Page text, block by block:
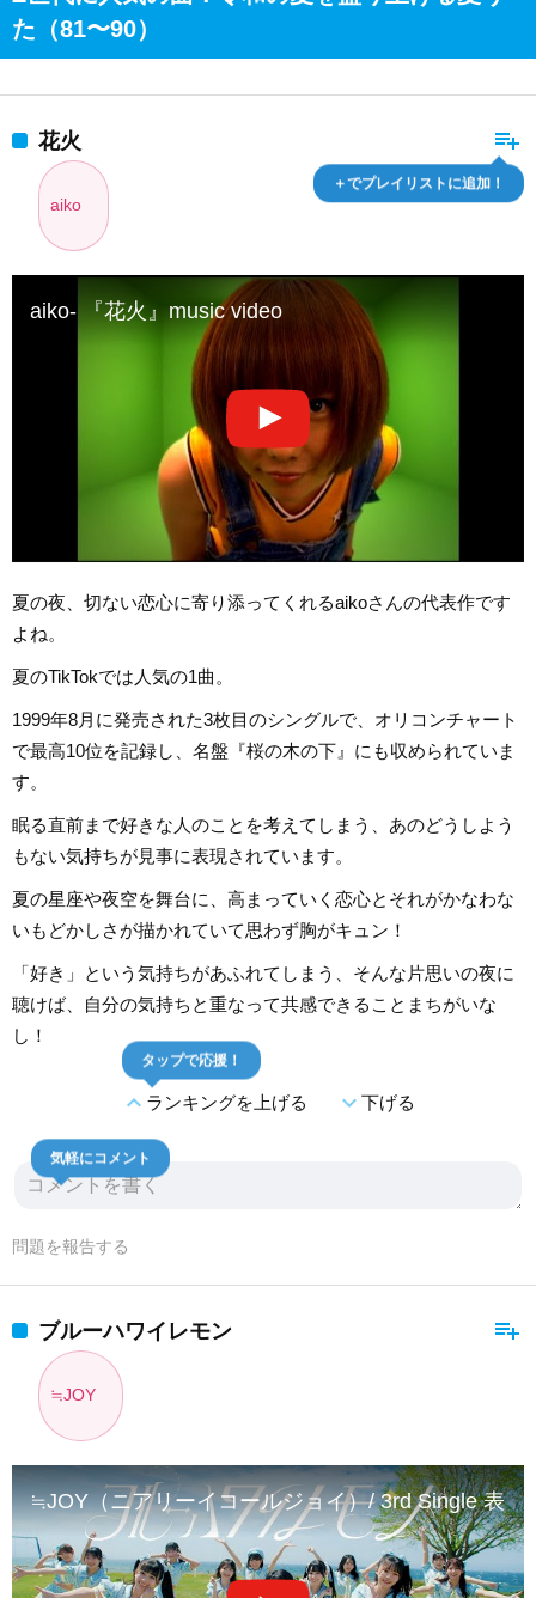
た（81〜90）
playlist_add
＋でプレイリストに追加！
花火
aiko
aiko- 『花火』music video
夏の夜、切ない恋心に寄り添ってくれるaikoさんの代表作です
よね。
夏のTikTokでは人気の1曲。
1999年8月に発売された3枚目のシングルで、オリコンチャート
で最高10位を記録し、名盤『桜の木の下』にも収められていま
す。
眠る直前まで好きな人のことを考えてしまう、あのどうしよう
もない気持ちが見事に表現されています。
夏の星座や夜空を舞台に、高まっていく恋心とそれがかなわな
いもどかしさが描かれていて思わず胸がキュン！
「好き」という気持ちがあふれてしまう、そんな片思いの夜に
聴けば、自分の気持ちと重なって共感できることまちがいな
し！
expand_lessランキングを上げる
タップで応援！
expand_more下げる
気軽にコメント
問題を報告する
playlist_add
ブルーハワイレモン
≒JOY
≒JOY（ニアリーイコールジョイ）/ 3rd Single 表